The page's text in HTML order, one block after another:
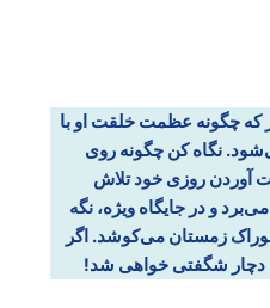
که چگونه عظمت خلقت او با
نگاه کن چگونه روی
آوردن روزی خود تلاش
و در جایگاه ویژه، نگه
زمستان می‌کوشد. اگر
دچار شگفتی خواهی شد!